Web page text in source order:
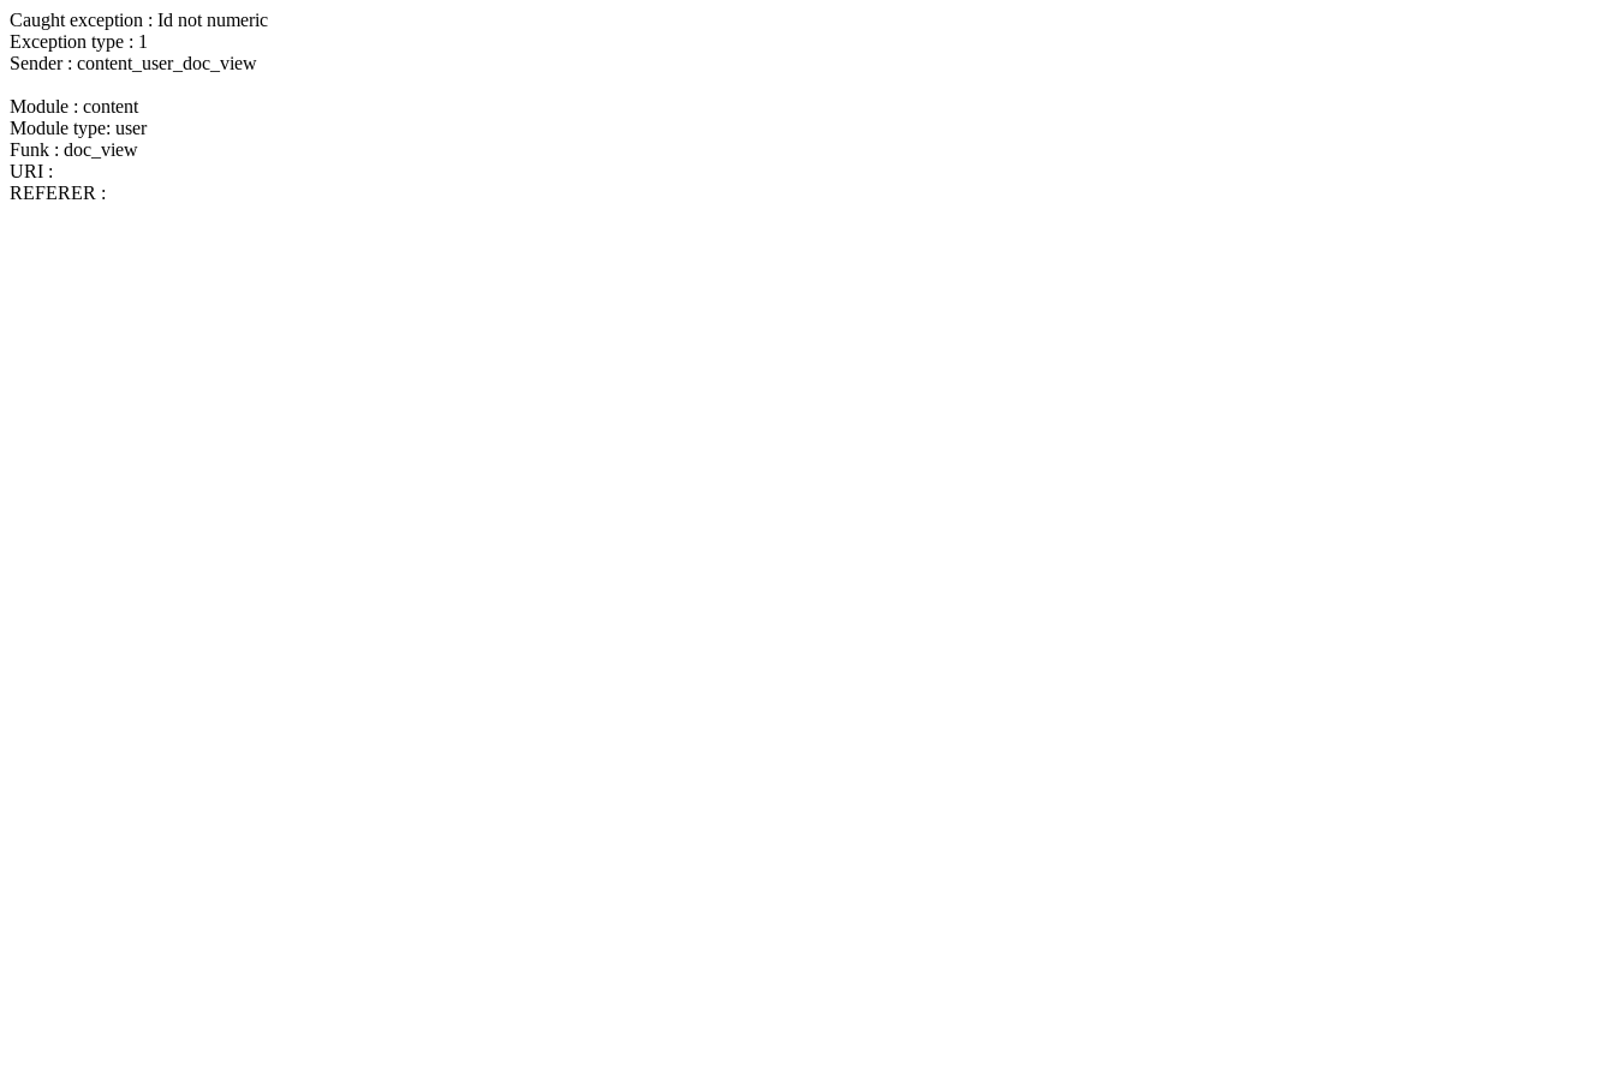
Caught exception : Id not numeric
Exception type : 1
Sender : content_user_doc_view
Module : content
Module type: user
Funk : doc_view
URI :
REFERER :